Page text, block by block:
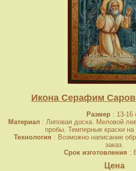
Икона Серафим
Размер: 13-16
Материал : Липовая доска. Меловой
пробы. Темперные краски
Технология : Возможно написание
заказ.
Срок изготовления :
Цена